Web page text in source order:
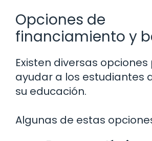
Opciones de
financiamiento y
Existen diversas opciones
ayudar a los estudiantes
su educación.
Algunas de estas